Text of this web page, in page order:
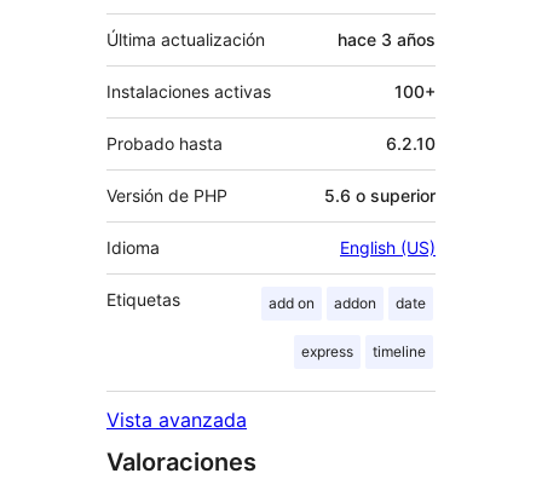
Última actualización hace 3 años
Instalaciones activas 100+
Probado hasta 6.2.10
Versión de PHP 5.6 o superior
Idioma English (US)
Etiquetas add on addon date
express timeline
Vista avanzada
Valoraciones